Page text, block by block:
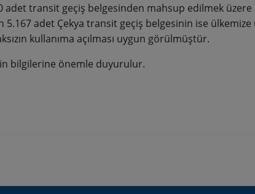
adet transit geçiş belgesinden mahsup edilmek üzere
5.167 adet Çekya transit geçiş belgesinin ise
kullanıma açılması uygun görülmüştür.
bilgilerine önemle duyurulur.